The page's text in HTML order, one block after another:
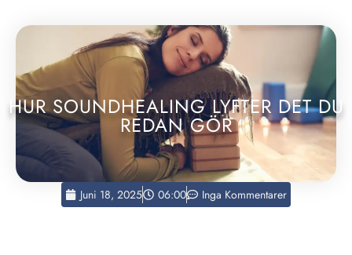
HUR SOUNDHEALING LYFTER DET DU
REDAN GÖR
Juni 18, 2025 06:00 Inga Kommentarer